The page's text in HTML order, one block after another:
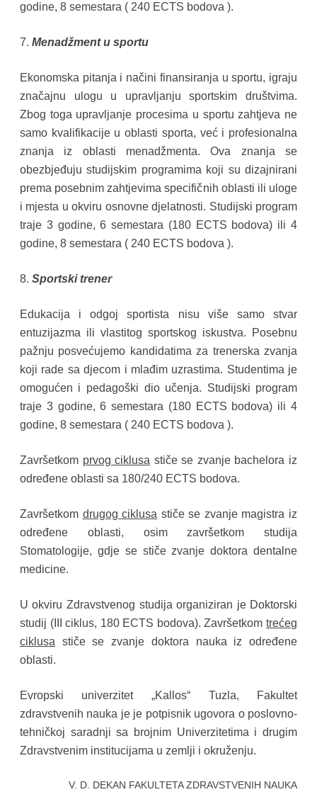
godine, 8 semestara ( 240 ECTS bodova ).
7. Menadžment u sportu
Ekonomska pitanja i načini finansiranja u sportu, igraju
značajnu ulogu u upravljanju sportskim društvima.
Zbog toga upravljanje procesima u sportu zahtjeva ne
samo kvalifikacije u oblasti sporta, već i profesionalna
znanja iz oblasti menadžmenta. Ova znanja se
obezbjeđuju studijskim programima koji su dizajnirani
prema posebnim zahtjevima specifičnih oblasti ili uloge
i mjesta u okviru osnovne djelatnosti. Studijski program
traje 3 godine, 6 semestara (180 ECTS bodova) ili 4
godine, 8 semestara ( 240 ECTS bodova ).
8. Sportski trener
Edukacija i odgoj sportista nisu više samo stvar
entuzijazma ili vlastitog sportskog iskustva. Posebnu
pažnju posvećujemo kandidatima za trenerska zvanja
koji rade sa djecom i mlađim uzrastima. Studentima je
omogućen i pedagoški dio učenja. Studijski program
traje 3 godine, 6 semestara (180 ECTS bodova) ili 4
godine, 8 semestara ( 240 ECTS bodova ).
Završetkom prvog ciklusa stiče se zvanje bachelora iz
određene oblasti sa 180/240 ECTS bodova.
Završetkom drugog ciklusa stiče se zvanje magistra iz
određene oblasti, osim završetkom studija
Stomatologije, gdje se stiče zvanje doktora dentalne
medicine.
U okviru Zdravstvenog studija organiziran je Doktorski
studij (III ciklus, 180 ECTS bodova). Završetkomtrećeg
ciklusa stiče se zvanje doktora nauka iz određene
oblasti.
Evropski univerzitet „Kallos“ Tuzla, Fakultet
zdravstvenih nauka je je potpisnik ugovora o poslovno-
tehničkoj saradnji sa brojnim Univerzitetima i drugim
Zdravstvenim institucijama u zemlji i okruženju.
V. D. DEKAN FAKULTETA ZDRAVSTVENIH NAUKA